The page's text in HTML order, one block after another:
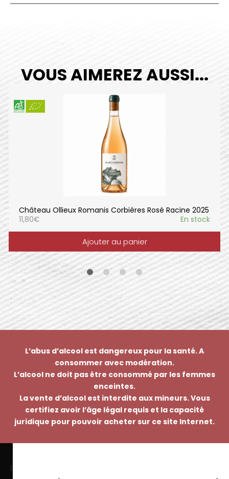
VOUS AIMEREZ AUSSI...
Château Ollieux Romanis Corbières Rosé Racine 2025
11,80€ En stock
Ajouter au panier
L’abus d’alcool est dangereux pour la santé. A
consommer avec modération.
L’alcool ne doit pas être consommé par les femmes
enceintes.
La vente d’alcool est interdite aux mineurs. Vous
certifiez avoir l’âge légal requis et la capacité
juridique pour pouvoir acheter sur ce site Internet.
EMMANUEL NASTI